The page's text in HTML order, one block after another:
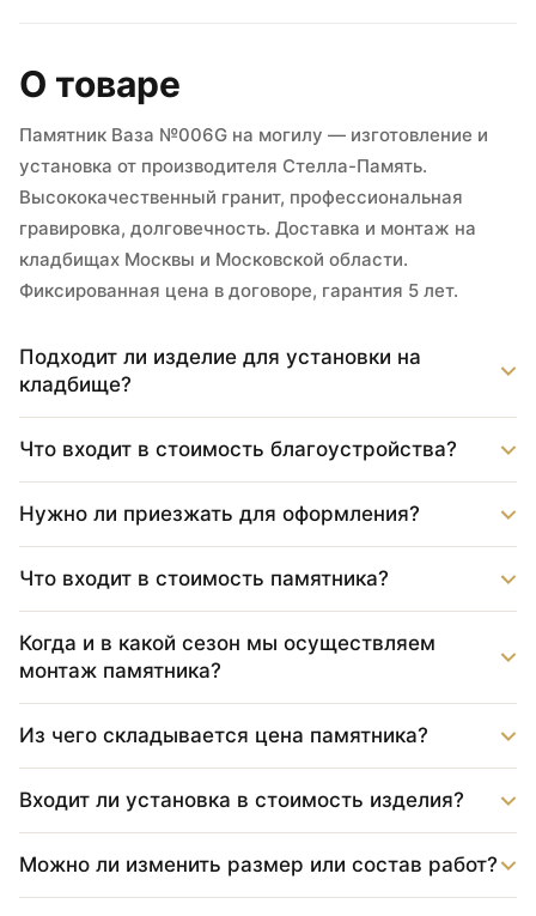
О товаре
Памятник Ваза №006G на могилу — изготовление и
установка от производителя Стелла-Память.
Высококачественный гранит, профессиональная
гравировка, долговечность. Доставка и монтаж на
кладбищах Москвы и Московской области.
Фиксированная цена в договоре, гарантия 5 лет.
Подходит ли изделие для установки на
кладбище?
Что входит в стоимость благоустройства?
Нужно ли приезжать для оформления?
Что входит в стоимость памятника?
Когда и в какой сезон мы осуществляем
монтаж памятника?
Из чего складывается цена памятника?
Входит ли установка в стоимость изделия?
Можно ли изменить размер или состав работ?